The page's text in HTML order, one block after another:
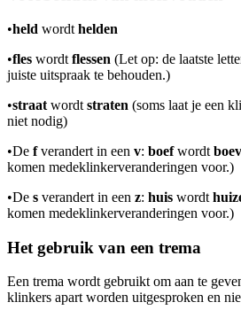
•held wordt helden
•fles wordt flessen (Let op: de laatste
juiste uitspraak te behouden.)
•straat wordt straten (soms laat je een
niet nodig)
•De fverandert in een v: boefwordt
komen medeklinkerveranderingen voor.)
•De s verandert in een z: huis wordt
komen medeklinkerveranderingen voor.)
Het gebruik van een trema
Een trema wordt gebruikt om aan te
klinkers apart worden uitgesproken en